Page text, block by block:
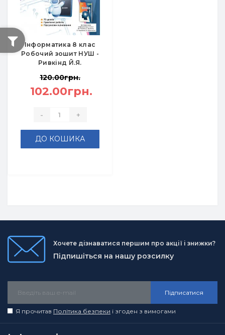
Інформатика 8 клас
Робочий зошит НУШ -
Ривкінд Й.Я.
120.00грн.
102.00грн.
- +
ДО КОШИКА
Хочете дізнаватися першим про акції і знижки?
Підпишіться на нашу розсилку
Підписатися
Я прочитав Політика безпеки і згоден з вимогами